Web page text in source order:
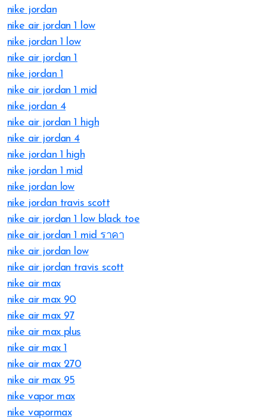
nike jordan
nike air jordan 1 low
nike jordan 1 low
nike air jordan 1
nike jordan 1
nike air jordan 1 mid
nike jordan 4
nike air jordan 1 high
nike air jordan 4
nike jordan 1 high
nike jordan 1 mid
nike jordan low
nike jordan travis scott
nike air jordan 1 low black toe
nike air jordan 1 mid ราคา
nike air jordan low
nike air jordan travis scott
nike air max
nike air max 90
nike air max 97
nike air max plus
nike air max 1
nike air max 270
nike air max 95
nike vapor max
nike vapormax